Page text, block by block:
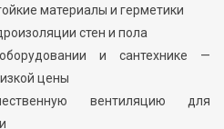
материалы и герметики
стен и пола
и сантехнике —
цены
вентиляцию для